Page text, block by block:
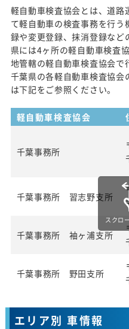
軽自動車検査協会とは、道路
て軽自動車の検査事務を行
録や変更登録、抹消登録など
県には4ヶ所の軽自動車検査
地管轄の軽自動車検査協会で
千葉県の各軽自動車検査協
は下記をご参照ください。
軽自動車検査協会
千葉事務所
千葉事務所 習志野支所
千葉事務所 袖ヶ浦支所
千葉事務所 野田支所
スクロ
エリア別 車情報